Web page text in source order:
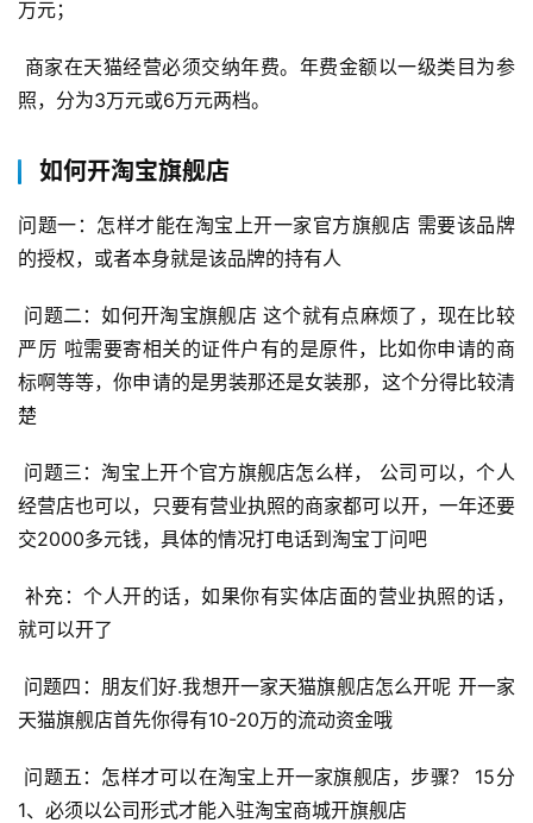
万元；
照，分为3万元或6万元两档。
如何开淘宝旗舰店
问题一：怎样才能在淘宝上开一家官方旗舰店 需要该品牌
的授权，或者本身就是该品牌的持有人
严厉 啦需要寄相关的证件户有的是原件，比如你申请的商
标啊等等，你申请的是男装那还是女装那，这个分得比较清
楚
经营店也可以，只要有营业执照的商家都可以开，一年还要
交2000多元钱，具体的情况打电话到淘宝丁问吧
就可以开了
天猫旗舰店首先你得有10-20万的流动资金哦
1、必须以公司形式才能入驻淘宝商城开旗舰店